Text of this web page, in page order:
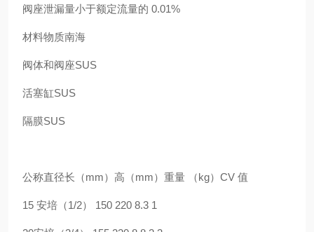
阀座泄漏量小于额定流量的 0.01%
材料物质南海
阀体和阀座SUS
活塞缸SUS
隔膜SUS
公称直径长（mm）高（mm）重量 （kg）CV 值
15 安培（1/2） 150 220 8.3 1